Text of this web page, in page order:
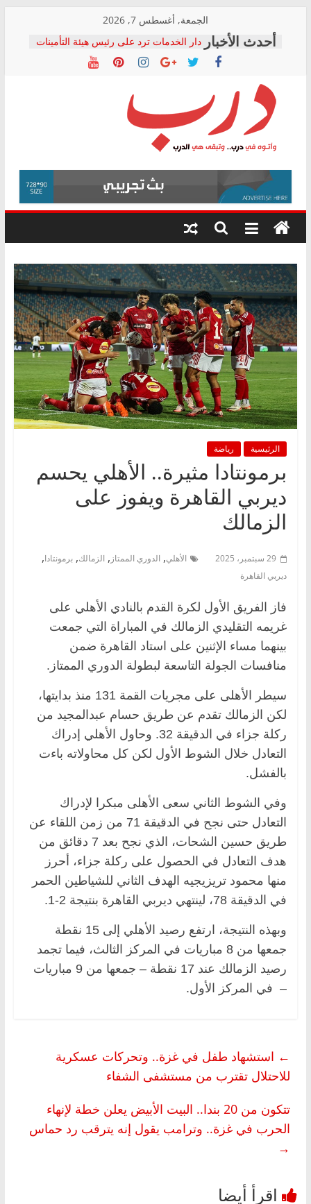
content
الجمعة, أغسطس 7, 2026
دار الخدمات ترد على رئيس هيئة التأمينات
بعد مؤتمره الصحفي: إنكار الأزمة لا ينهي
معاناة أصحاب المعاشات.. ونطالب بكشف
فرحات سليمان يكتب: القطاع الصحي إلى
أين؟
حزب التحالف الشعبي يطلق لجنة “الحق
في الصحة” بالإسكندرية لرصد الانتهاكات
ودعم المرضى
الوزاري لمدينة الصحفيين.. وانتهاء أعمال
إنشاء المبنى الإداري
المجلس القومي لحقوق الإنسان يعلن
متابعة قضية الدكتور محمد زهران.. ويؤكد:
قرينة البراءة وضمانات المحاكمة العادلة
درب
وأتوه
درب..
وتبقى
هي
الرئيسية رياضة
برمونتادا مثيرة.. الأهلي يحسم
ديربي القاهرة ويفوز على
الزمالك
29 سبتمبر، 2025 الأهلي, الدوري الممتاز , الزمالك, برمونتادا,
ديربي القاهرة
فاز الفريق الأول لكرة القدم بالنادي الأهلي على
غريمه التقليدي الزمالك في المباراة التي جمعت
بينهما مساء الإثنين على استاد القاهرة ضمن
منافسات الجولة التاسعة لبطولة الدوري الممتاز.
سيطر الأهلى على مجريات القمة 131 منذ بدايتها،
لكن الزمالك تقدم عن طريق حسام عبدالمجيد من
ركلة جزاء في الدقيقة 32. وحاول الأهلي إدراك
التعادل خلال الشوط الأول لكن كل محاولاته باءت
بالفشل.
وفي الشوط الثاني سعى الأهلى مبكرا لإدراك
التعادل حتى نجح في الدقيقة 71 من زمن اللقاء عن
طريق حسين الشحات، الذي نجح بعد 7 دقائق من
هدف التعادل في الحصول على ركلة جزاء، أحرز
منها محمود تريزيجيه الهدف الثاني للشياطين الحمر
في الدقيقة 78، لينتهي ديربي القاهرة بنتيجة 2-1.
وبهذه النتيجة، ارتفع رصيد الأهلي إلى 15 نقطة
جمعها من 8 مباريات في المركز الثالث، فيما تجمد
رصيد الزمالك عند 17 نقطة – جمعها من 9 مباريات
– في المركز الأول.
← استشهاد طفل في غزة.. وتحركات عسكرية
للاحتلال تقترب من مستشفى الشفاء
تتكون من 20 بندا.. البيت الأبيض يعلن خطة لإنهاء
الحرب في غزة.. وترامب يقول إنه يترقب رد حماس
→